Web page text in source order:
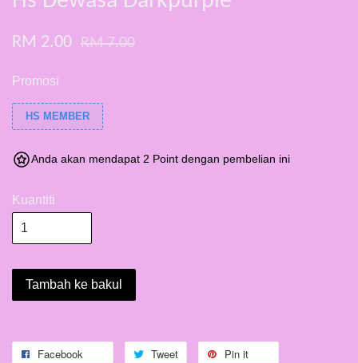
RM 2.00 RM 7.00
Promosi
HS MEMBER
Anda akan mendapat 2 Point dengan pembelian ini
Kuantiti
Tambah ke bakul
Facebook Tweet Pin it